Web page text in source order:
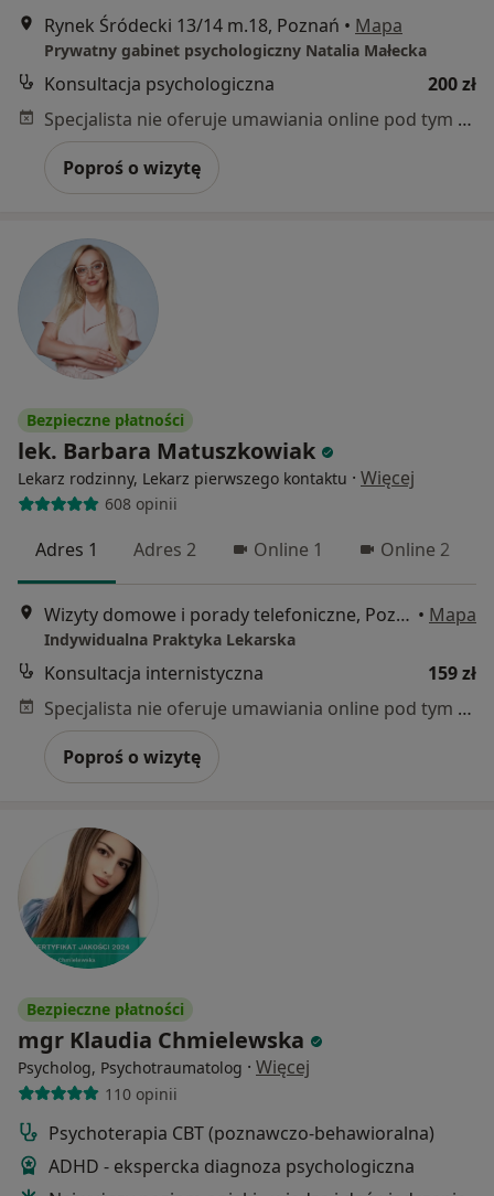
Rynek Śródecki 13/14 m.18, Poznań • Mapa
Prywatny gabinet psychologiczny Natalia Małecka
Konsultacja psychologiczna
200 zł
Specjalista nie oferuje umawiania online pod tym adresem.
Poproś o wizytę
Bezpieczne płatności
lek. Barbara Matuszkowiak
Lekarz rodzinny, Lekarz pierwszego kontaktu · Więcej
608 opinii
Adres 1 Adres 2 Online 1 Online 2
Wizyty domowe i porady telefoniczne, Poznań • Mapa
Indywidualna Praktyka Lekarska
Konsultacja internistyczna
159 zł
Specjalista nie oferuje umawiania online pod tym adresem.
Poproś o wizytę
Bezpieczne płatności
mgr Klaudia Chmielewska
Psycholog, Psychotraumatolog · Więcej
110 opinii
Psychoterapia CBT (poznawczo-behawioralna)
ADHD - ekspercka diagnoza psychologiczna